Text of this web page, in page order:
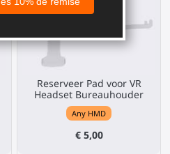
Reserveer Pad voor VR
Headset Bureauhouder
Any HMD
€ 5,00